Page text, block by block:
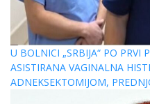
U BOLNICI „SRBIJA“ PO PRVI
ASISTIRANA VAGINALNA
ADNEKSEKTOMIJOM,